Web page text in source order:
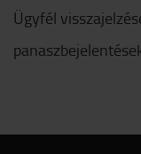
Ügyfél